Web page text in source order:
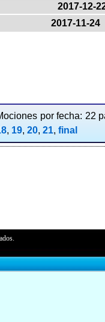
2017-12-
2017-11-24
por fecha: 22
, 19, 20, 21, final